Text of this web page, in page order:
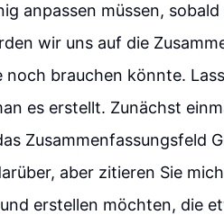
anpassen müssen,
wir uns auf die
brauchen könnte.
es erstellt. Zunächst
Zusammenfassungsfeld
aber zitieren Sie
erstellen möchten, die